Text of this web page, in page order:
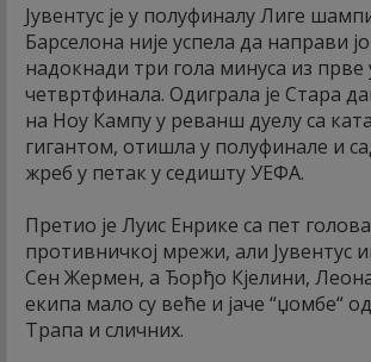
Јувентус је у полуфиналу Лиге
Барселона није успела да направи
надокнади три гола минуса из
четвртфинала. Одиграла је Стара
на Ноу Кампу у реванш дуелу са
гигантом, отишла у полуфинале и
жреб у петак у седишту УЕФА.
Претио је Луис Енрике са пет
противничкој мрежи, али Јувентус
Сен Жермен, а Ђорђо Кјелини,
екипа мало су веће и јаче “џомбе“
Трапа и сличних.